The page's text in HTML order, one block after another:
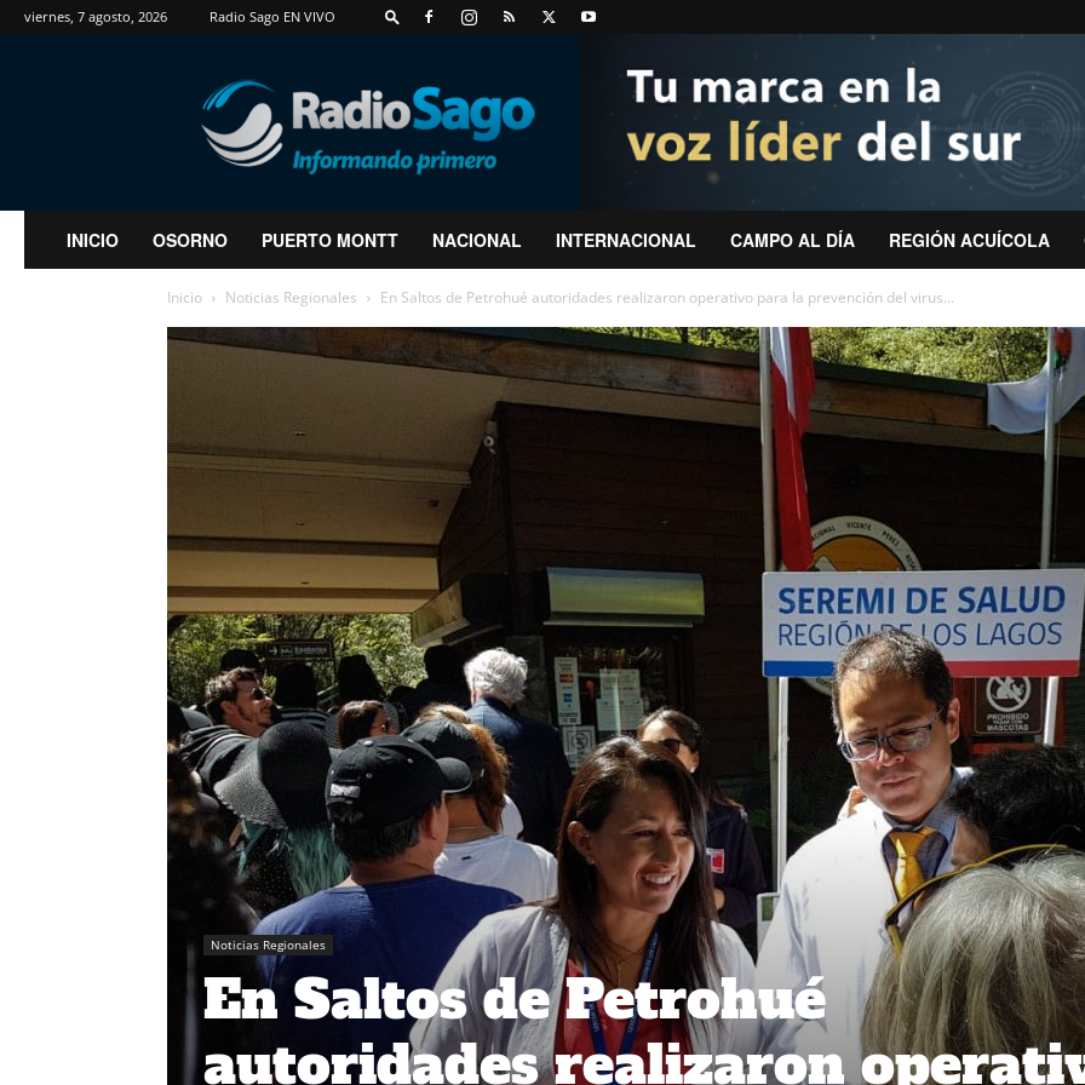
viernes, 7 agosto, 2026 Radio Sago EN VIVO
RadioSago
INICIO OSORNO PUERTO MONTT NACIONAL INTERNACIONAL CAMPO AL DÍA REGIÓN ACUÍCOLA
Inicio Noticias Regionales En Saltos de Petrohué autoridades realizaron operativo para la prevención del virus...
Noticias Regionales
En Saltos de Petrohué
autoridades realizaron